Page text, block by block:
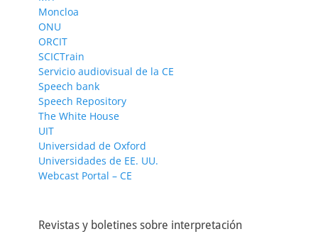
Moncloa
ONU
ORCIT
SCICTrain
Servicio audiovisual de la CE
Speech bank
Speech Repository
The White House
UIT
Universidad de Oxford
Universidades de EE. UU.
Webcast Portal – CE
Revistas y boletines sobre interpretación